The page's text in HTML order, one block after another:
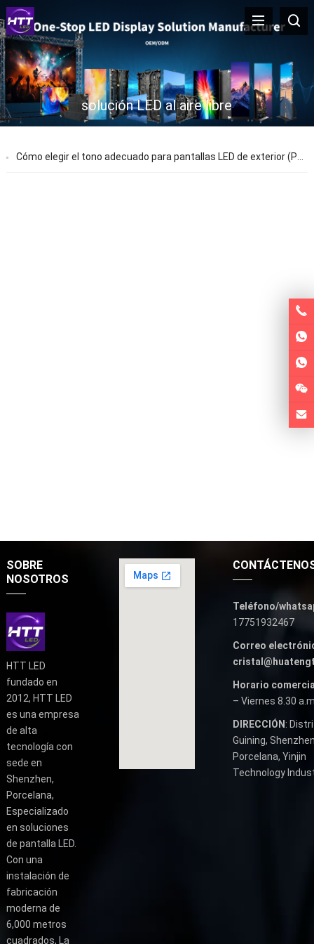
solución LED al aire libre
Cómo elegir el tono adecuado para pantallas LED de exterior (P2, P3, o P4?)
SOBRE
NOSOTROS
HTT LED
fundado en
2012, HTT LED
es una empresa
de alta
tecnología con
sede en
Shenzhen,
Porcelana,
Especializado
en soluciones
de pantalla LED.
Con una
instalación de
fabricación
moderna de
6,000 metros
cuadrados, La
Teléfono/
17751932467
Correo
Horario
– Viernes 8.30
DIRECCIÓN :
Guining,
Porcelana, Yinjin
Technology